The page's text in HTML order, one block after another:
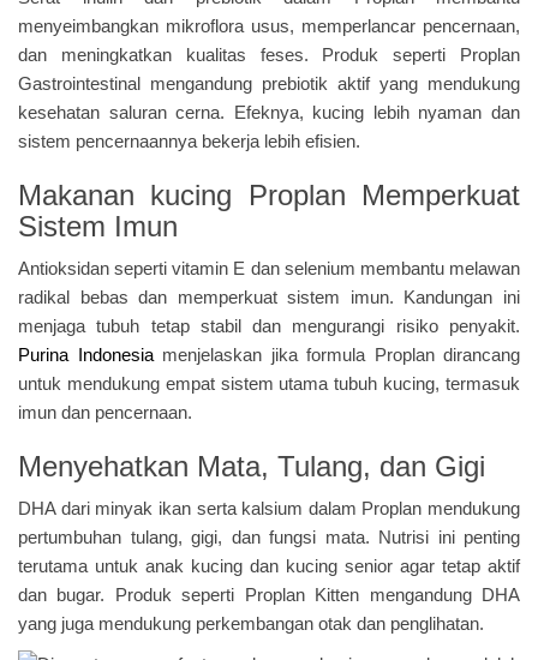
menyeimbangkan mikroflora usus, memperlancar pencernaan,
dan meningkatkan kualitas feses. Produk seperti Proplan
Gastrointestinal mengandung prebiotik aktif yang mendukung
kesehatan saluran cerna. Efeknya, kucing lebih nyaman dan
sistem pencernaannya bekerja lebih efisien.
Makanan kucing Proplan Memperkuat
Sistem Imun
Antioksidan seperti vitamin E dan selenium membantu melawan
radikal bebas dan memperkuat sistem imun. Kandungan ini
menjaga tubuh tetap stabil dan mengurangi risiko penyakit.
Purina Indonesiamenjelaskan jika formula Proplan dirancang
untuk mendukung empat sistem utama tubuh kucing, termasuk
imun dan pencernaan.
Menyehatkan Mata, Tulang, dan Gigi
DHA dari minyak ikan serta kalsium dalam Proplan mendukung
pertumbuhan tulang, gigi, dan fungsi mata. Nutrisi ini penting
terutama untuk anak kucing dan kucing senior agar tetap aktif
dan bugar. Produk seperti Proplan Kitten mengandung DHA
yang juga mendukung perkembangan otak dan penglihatan.